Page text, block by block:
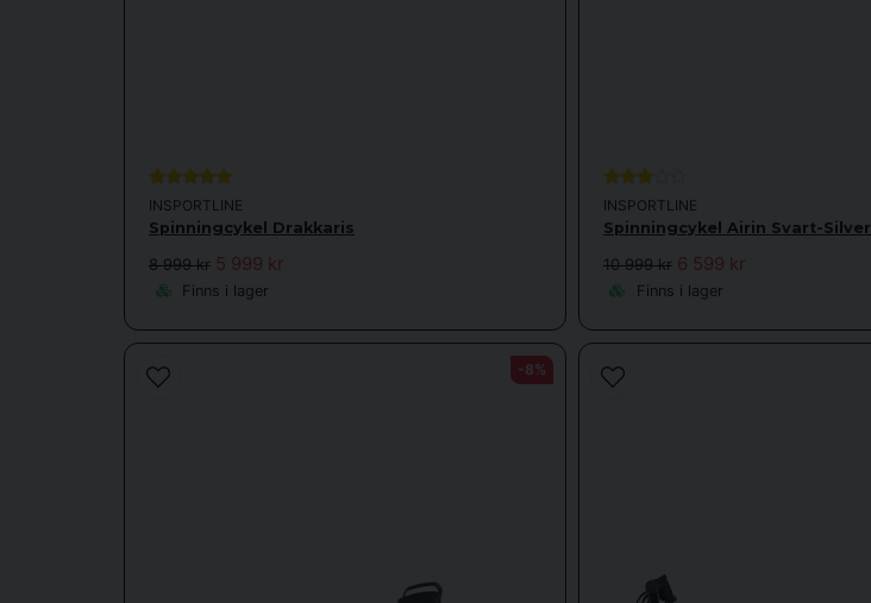
INSPORTLINE
Spinningcykel Drakkaris
8 999 kr 5 999 kr
Finns i lager
INSPORTLINE
Spinningcykel Airin Svart-Silver
10 999 kr 6 599 kr
Finns i lager
-8%